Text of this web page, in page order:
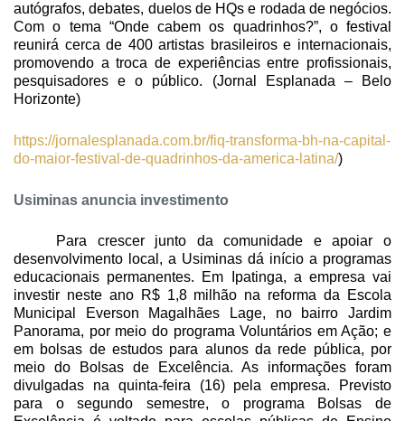
autógrafos, debates, duelos de HQs e rodada de negócios.
Com o tema “Onde cabem os quadrinhos?”, o festival
reunirá cerca de 400 artistas brasileiros e internacionais,
promovendo a troca de experiências entre profissionais,
pesquisadores e o público. (Jornal Esplanada – Belo
Horizonte)
https://jornalesplanada.com.br/fiq-transforma-bh-na-capital-
do-maior-festival-de-quadrinhos-da-america-latina/)
Usiminas anuncia investimento
Para crescer junto da comunidade e apoiar o
desenvolvimento local, a Usiminas dá início a programas
educacionais permanentes. Em Ipatinga, a empresa vai
investir neste ano R$ 1,8 milhão na reforma da Escola
Municipal Everson Magalhães Lage, no bairro Jardim
Panorama, por meio do programa Voluntários em Ação; e
em bolsas de estudos para alunos da rede pública, por
meio do Bolsas de Excelência. As informações foram
divulgadas na quinta-feira (16) pela empresa. Previsto
para o segundo semestre, o programa Bolsas de